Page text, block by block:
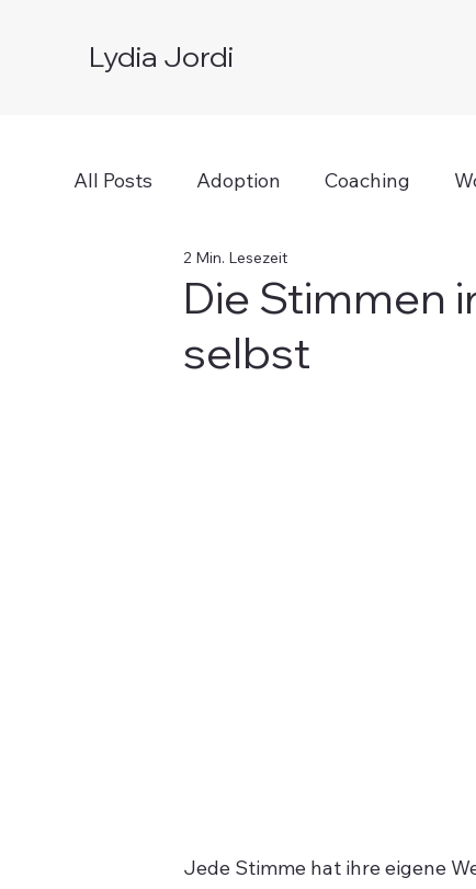
Lydia Jordi
All Posts Adoption Coaching
Die Stimmen
selbst
2 Min. Lesezeit
Jede Stimme hat ihre eigene